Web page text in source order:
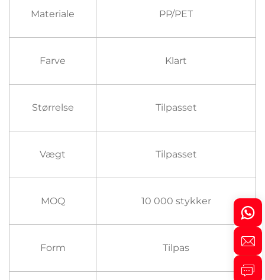
Materiale PP/PET
Farve Klart
Størrelse Tilpasset
Vægt Tilpasset
MOQ 10 000 stykker
Form Tilpas